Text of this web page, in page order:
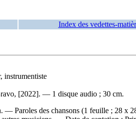
Index des vedettes-
instrumentiste
[2022]. — 1 disque audio ; 30 cm.
— Paroles des chansons (1 feuille ; 28 x